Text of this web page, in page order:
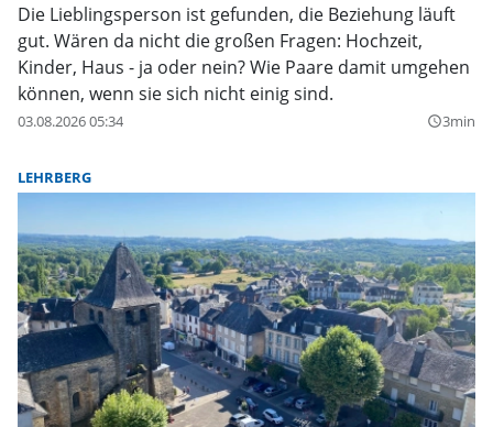
Die Lieblingsperson ist gefunden, die Beziehung läuft
gut. Wären da nicht die großen Fragen: Hochzeit,
Kinder, Haus - ja oder nein? Wie Paare damit umgehen
können, wenn sie sich nicht einig sind.
03.08.2026 05:34 query_builder3min
LEHRBERG